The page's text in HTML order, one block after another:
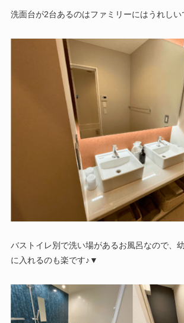
洗面台が2台あるのはファミリーにはうれし
バストイレ別で洗い場があるお風呂なので、
に入れるのも楽です♪▼